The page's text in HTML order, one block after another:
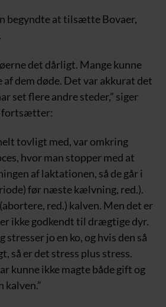
begyndte at tilsætte Bovaer,
det dårligt. Mange kunne
af dem døde. Det var akkurat det
set flere andre steder,” siger
fortsætter:
tovligt med, var omkring
hvor man stopper med at
af laktationen, så de går i
før næste kælvning, red.).
red.) kalven. Men det er
ikke godkendt til drægtige dyr.
stresser jo en ko, og hvis den så
så er det stress plus stress.
kunne ikke magte både gift og
kalven.”